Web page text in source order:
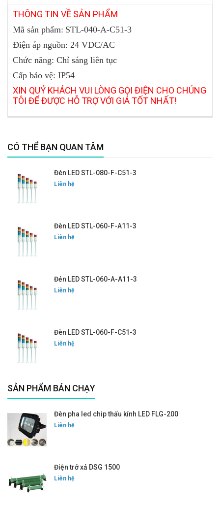
THÔNG TIN VỀ SẢN PHẨM
Mã sản phẩm: STL-040-A-C51-3
Điện áp nguồn: 24 VDC/AC
Chức năng: Chỉ sáng liên tục
Cấp bảo vệ: IP54
XIN QUÝ KHÁCH VUI LÒNG GỌI ĐIỆN CHO CHÚNG
TÔI ĐỂ ĐƯỢC HỖ TRỢ VỚI GIÁ TỐT NHẤT!
CÓ THỂ BẠN QUAN TÂM
Đèn LED STL-080-F-C51-3
Liên hệ
Đèn LED STL-060-F-A11-3
Liên hệ
Đẻn LED STL-060-A-A11-3
Liên hệ
Đèn LED STL-060-F-C51-3
Liên hệ
SẢN PHẨM BÁN CHẠY
Đèn pha led chip thấu kính LED FLG-200
Liên hệ
Điện trở xả DSG 1500
Liên hệ